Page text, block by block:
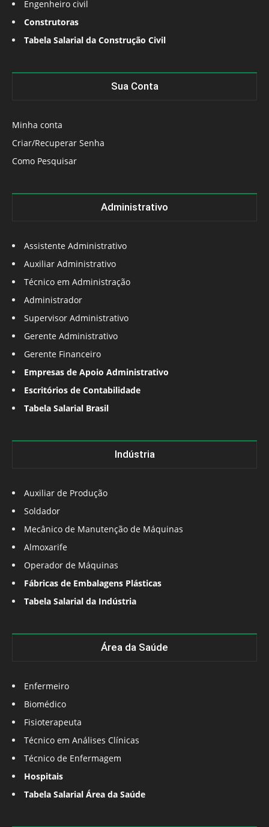
Engenheiro civil
Construtoras
Tabela Salarial da Construção Civil
Sua Conta
Minha conta
Criar/Recuperar Senha
Como Pesquisar
Administrativo
Assistente Administrativo
Auxiliar Administrativo
Técnico em Administração
Administrador
Supervisor Administrativo
Gerente Administrativo
Gerente Financeiro
Empresas de Apoio Administrativo
Escritórios de Contabilidade
Tabela Salarial Brasil
Indústria
Auxiliar de Produção
Soldador
Mecânico de Manutenção de Máquinas
Almoxarife
Operador de Máquinas
Fábricas de Embalagens Plásticas
Tabela Salarial da Indústria
Área da Saúde
Enfermeiro
Biomédico
Fisioterapeuta
Técnico em Análises Clínicas
Técnico de Enfermagem
Hospitais
Tabela Salarial Área da Saúde